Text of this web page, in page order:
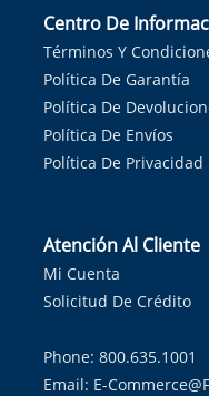
Centro De
Términos Y
Política De Garantía
Política De
Política De Envíos
Política De Privacidad
Atención Al Cliente
Mi Cuenta
Solicitud De Crédito
Phone: 800.635.1001
Email: E-